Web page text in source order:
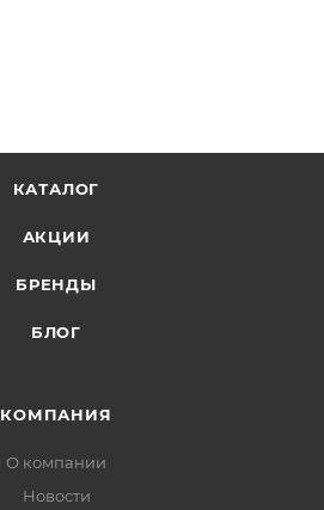
КАТАЛОГ
АКЦИИ
БРЕНДЫ
БЛОГ
КОМПАНИЯ
О компании
Новости